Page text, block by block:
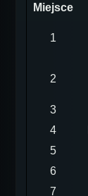
Miejsce
1
2
3
4
5
6
7